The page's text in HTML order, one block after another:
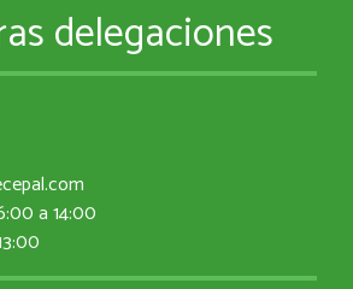
delegaciones
a 14:00